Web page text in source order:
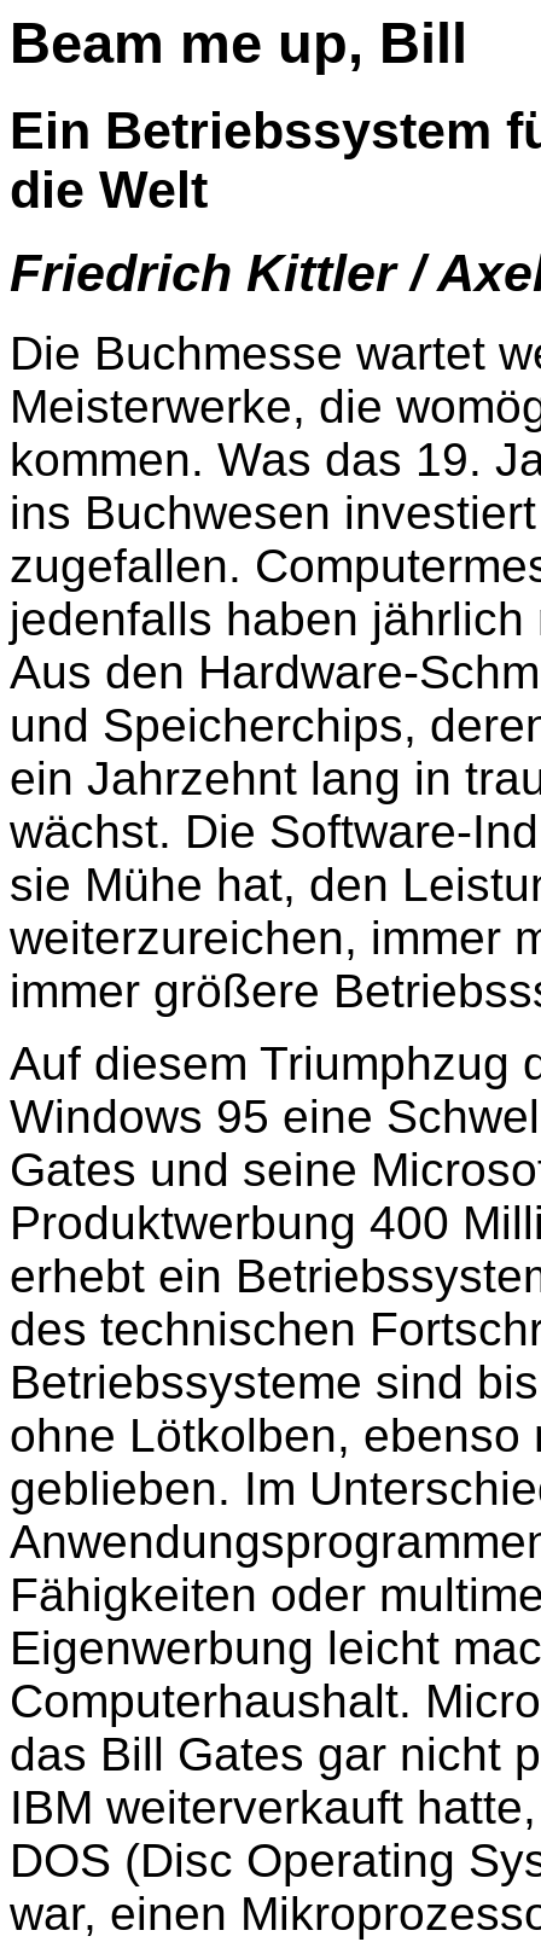
Beam me up, Bill
Ein Betriebssystem
die Welt
Friedrich Kittler /
Die Buchmesse wartet
Meisterwerke, die
kommen. Was das 19.
ins Buchwesen
zugefallen.
jedenfalls haben
Aus den Hardware-
und Speicherchips,
ein Jahrzehnt lang in
wächst. Die Software-
sie Mühe hat, den
weiterzureichen, immer
immer größere
Auf diesem Triumphzug
Windows 95 eine
Gates und seine
Produktwerbung 400
erhebt ein
des technischen
Betriebssysteme sind
ohne Lötkolben,
geblieben. Im
Fähigkeiten oder
Eigenwerbung leicht
Computerhaushalt.
das Bill Gates gar nicht
IBM weiterverkauft
DOS (Disc Operating
war, einen